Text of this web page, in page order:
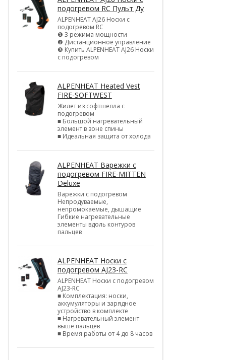
подогревом RC Пульт Ду
ALPENHEAT AJ26 Носки с
подогревом RC
❶ 3 режима мощности
❷ Дистанционное управление
❸ Купить ALPENHEAT AJ26 Носки
с подогревом
ALPENHEAT Heated Vest
FIRE-SOFTWEST
Жилет из софтшелла с
подогревом
■ Большой нагревательный
элемент в зоне спины
■ Идеальная защита от холода
ALPENHEAT Варежки с
подогревом FIRE-MITTEN
Deluxe
Варежки с подогревом
Непродуваемые,
непромокаемые, дышащие
Гибкие нагревательные
элементы вдоль контуров
пальцев
ALPENHEAT Носки с
подогревом AJ23-RC
ALPENHEAT Носки с подогревом
AJ23-RC
■ Комплектация: носки,
аккумуляторы и зарядное
устройство в комплекте
■ Нагревательный элемент
выше пальцев
■ Время работы от 4 до 8 часов